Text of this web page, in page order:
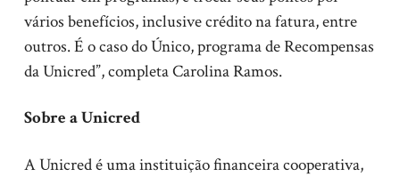
vários benefícios, inclusive crédito na fatura, entre
outros. É o caso do Único, programa de Recompensas
da Unicred”, completa Carolina Ramos.
Sobre a Unicred
A Unicred é uma instituição financeira cooperativa,